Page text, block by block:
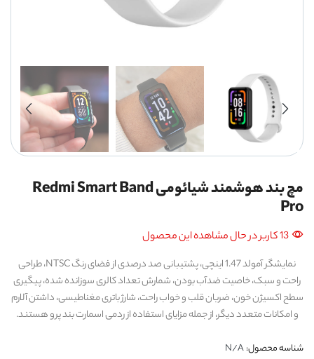
مچ بند هوشمند شیائومی Redmi Smart Band
Pro
13 کاربر در حال مشاهده این محصول
نمایشگر آمولد 1.47 اینچی، پشتیبانی صد درصدی از فضای رنگ NTSC، طراحی
راحت و سبک، خاصیت ضدآب بودن، شمارش تعداد کالری سوزانده شده، پیگیری
سطح اکسیژن خون، ضربان قلب و خواب راحت، شارژ باتری مغناطیسی، داشتن آلارم
و امکانات متعدد دیگر، از جمله مزایای استفاده از ردمی اسمارت بند پرو هستند.
شناسه محصول:N/A